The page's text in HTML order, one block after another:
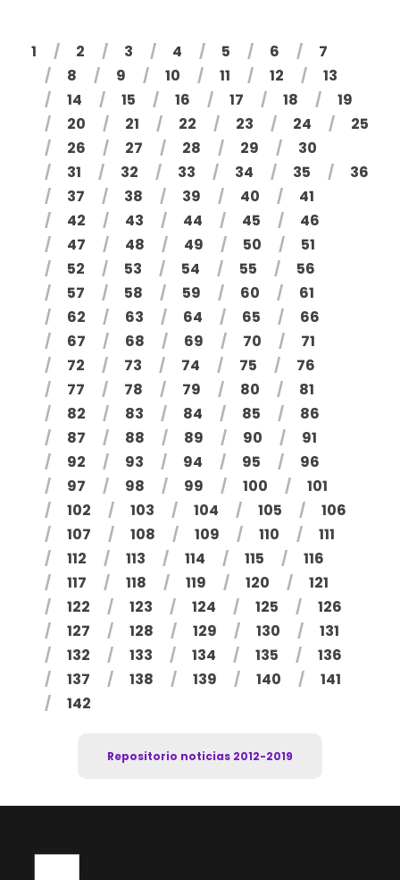
1 2 3 4 5 6
7
8
9 10 11 12
13
14
15 16 17 18
19
20
21 22 23 24
25
26
27 28 29
30
31
32 33 34 35
36
37
38 39 40
41
42
43 44 45
46
47
48 49 50
51
52
53 54 55
56
57
58 59 60
61
62
63 64 65
66
67
68 69 70
71
72
73 74 75
76
77
78 79 80
81
82
83 84 85
86
87
88 89 90
91
92
93 94 95
96
97
98 99 100
101
102
103 104 105
106
107
108 109 110
111
112
113 114 115
116
117
118 119 120
121
122
123 124 125
126
127
128 129 130
131
132
133 134 135
136
137
138 139 140
141
142
Repositorio noticias 2012-2019